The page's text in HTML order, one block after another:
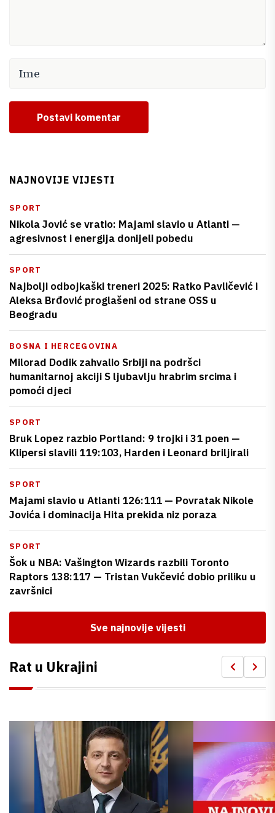
Postavi komentar
NAJNOVIJE VIJESTI
SPORT
Nikola Jović se vratio: Majami slavio u Atlanti —
agresivnost i energija donijeli pobedu
SPORT
Najbolji odbojkaški treneri 2025: Ratko Pavličević i
Aleksa Brđović proglašeni od strane OSS u
Beogradu
BOSNA I HERCEGOVINA
Milorad Dodik zahvalio Srbiji na podršci
humanitarnoj akciji S ljubavlju hrabrim srcima i
pomoći djeci
SPORT
Bruk Lopez razbio Portland: 9 trojki i 31 poen —
Klipersi slavili 119:103, Harden i Leonard briljirali
SPORT
Majami slavio u Atlanti 126:111 — Povratak Nikole
Jovića i dominacija Hita prekida niz poraza
SPORT
Šok u NBA: Vašington Wizards razbili Toronto
Raptors 138:117 — Tristan Vukčević dobio priliku u
završnici
Sve najnovije vijesti
Rat u Ukrajini